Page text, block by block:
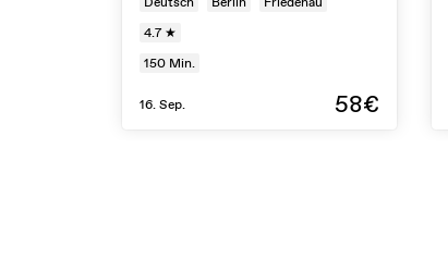
4.7 ★
150 Min.
16. Sep. 58€